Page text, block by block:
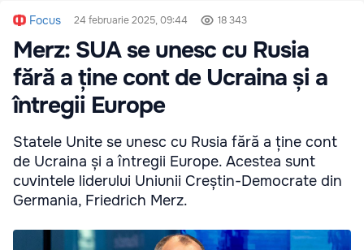
Focus 24 februarie 2025, 09:44 18 343
Merz: SUA se unesc cu Rusia
fără a ține cont de Ucraina și a
întregii Europe
Statele Unite se unesc cu Rusia fără a ține cont
de Ucraina și a întregii Europe. Acestea sunt
cuvintele liderului Uniunii Creștin-Democrate din
Germania, Friedrich Merz.